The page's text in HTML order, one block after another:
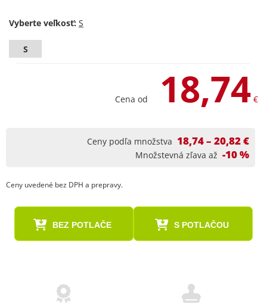
Vyberte veľkosť:
S
Cena od 18,74 €
Ceny podľa množstva 18,74 – 20,82 €
Množstevná zľava až -10 %
Ceny uvedené bez DPH a prepravy.
BEZ POTLAČE S POTLAČOU